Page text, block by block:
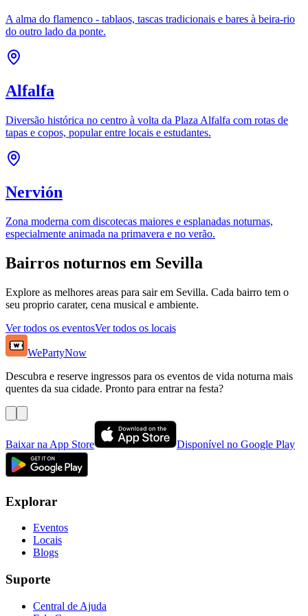
A alma do flamenco - tablaos, tascas tradicionais e bares à beira-rio
do outro lado da ponte.
Alfalfa
Diversão histórica no centro à volta da Plaza Alfalfa com rotas de
tapas e copos, popular entre locais e estudantes.
Nervión
Zona moderna com discotecas maiores e esplanadas noturnas,
especialmente animada na primavera e no verão.
Bairros noturnos em Sevilla
Explore as melhores areas para sair em Sevilla. Cada bairro tem o
seu proprio carater, cena musical e ambiente.
Ver todos os eventosVer todos os locais
WePartyNow
Descubra e reserve ingressos para os eventos de vida noturna mais
quentes da sua cidade. Pronto para entrar na festa?
Baixar na App Store Disponível no Google Play
Explorar
Eventos
Locais
Blogs
Suporte
Central de Ajuda